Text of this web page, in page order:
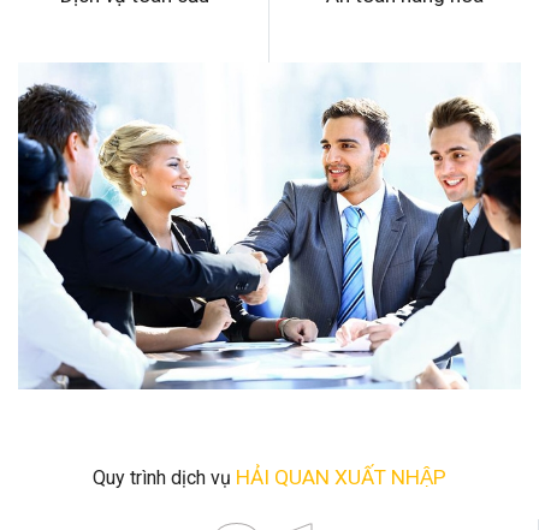
Quy trình dịch vụ HẢI QUAN XUẤT NHẬP